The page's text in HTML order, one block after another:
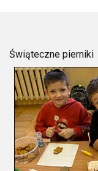
Świąteczne pierniki